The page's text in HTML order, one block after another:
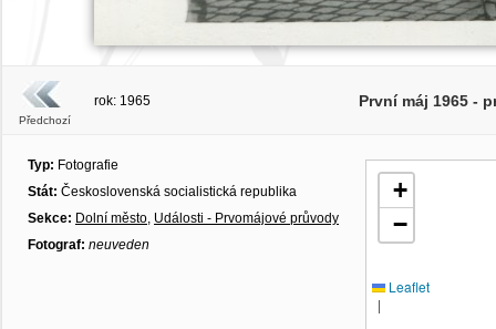
Předchozí
rok: 1965 První máj 1965 -
Typ: Fotografie
Stát: Československá socialistická republika
Sekce: Dolní město, Události - Prvomájové průvody
Fotograf: neuveden
+
−
Leaflet
|